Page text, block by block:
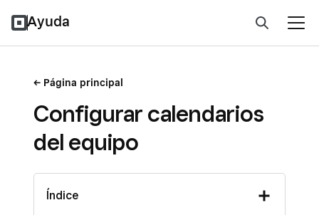
Ayuda
Página principal
Configurar calendarios
del equipo
Índice